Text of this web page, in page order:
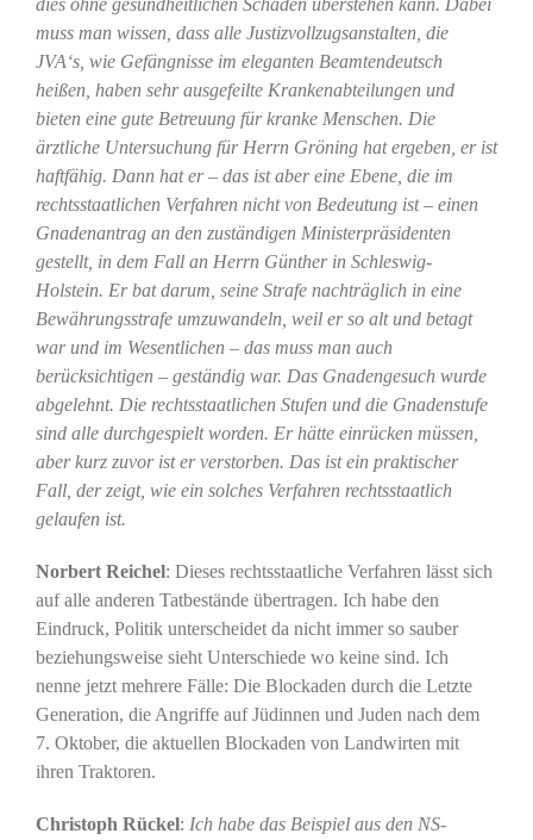
muss man wissen, dass alle Justizvollzugsanstalten, die
JVA‘s, wie Gefängnisse im eleganten Beamtendeutsch
heißen, haben sehr ausgefeilte Krankenabteilungen und
bieten eine gute Betreuung für kranke Menschen. Die
ärztliche Untersuchung für Herrn Gröning hat ergeben, er ist
haftfähig. Dann hat er – das ist aber eine Ebene, die im
rechtsstaatlichen Verfahren nicht von Bedeutung ist – einen
Gnadenantrag an den zuständigen Ministerpräsidenten
gestellt, in dem Fall an Herrn Günther in Schleswig-
Holstein. Er bat darum, seine Strafe nachträglich in eine
Bewährungsstrafe umzuwandeln, weil er so alt und betagt
war und im Wesentlichen – das muss man auch
berücksichtigen – geständig war. Das Gnadengesuch wurde
abgelehnt. Die rechtsstaatlichen Stufen und die Gnadenstufe
sind alle durchgespielt worden. Er hätte einrücken müssen,
aber kurz zuvor ist er verstorben. Das ist ein praktischer
Fall, der zeigt, wie ein solches Verfahren rechtsstaatlich
gelaufen ist.
Norbert Reichel: Dieses rechtsstaatliche Verfahren lässt sich
auf alle anderen Tatbestände übertragen. Ich habe den
Eindruck, Politik unterscheidet da nicht immer so sauber
beziehungsweise sieht Unterschiede wo keine sind. Ich
nenne jetzt mehrere Fälle: Die Blockaden durch die Letzte
Generation, die Angriffe auf Jüdinnen und Juden nach dem
7. Oktober, die aktuellen Blockaden von Landwirten mit
ihren Traktoren.
Christoph Rückel: Ich habe das Beispiel aus den NS-